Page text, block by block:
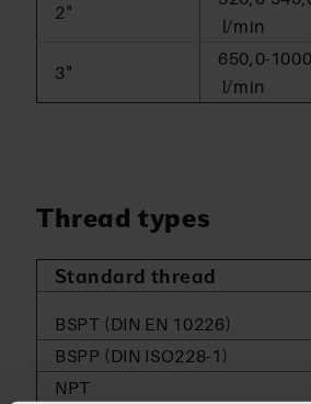
2"
l/min
3"
650,0-
l/min
Thread types
Standard thread
BSPT (DIN EN 10226)
BSPP (DIN ISO228-1)
NPT